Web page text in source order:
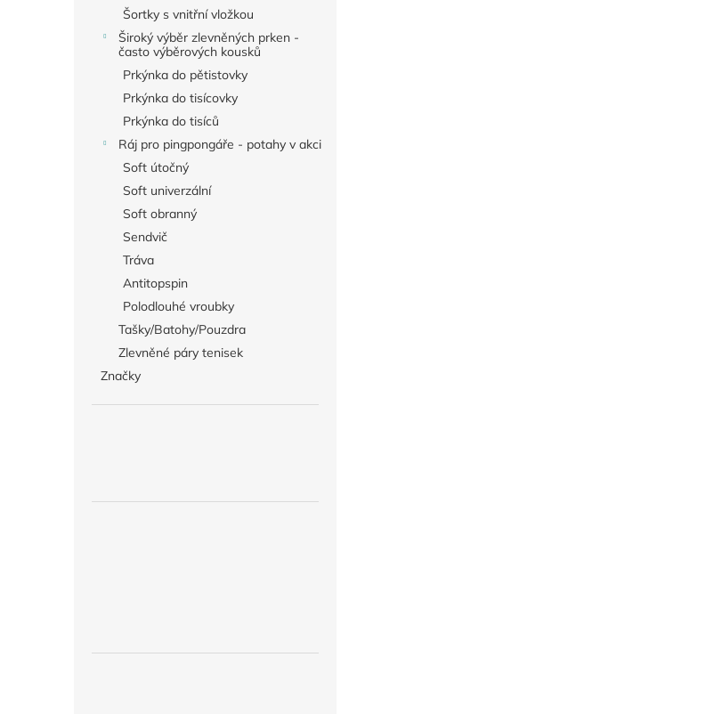
Šortky s vnitřní vložkou
Široký výběr zlevněných prken -
často výběrových kousků
Prkýnka do pětistovky
Prkýnka do tisícovky
Prkýnka do tisíců
Ráj pro pingpongáře - potahy v akci
Soft útočný
Soft univerzální
Soft obranný
Sendvič
Tráva
Antitopspin
Polodlouhé vroubky
Tašky/Batohy/Pouzdra
Zlevněné páry tenisek
Značky